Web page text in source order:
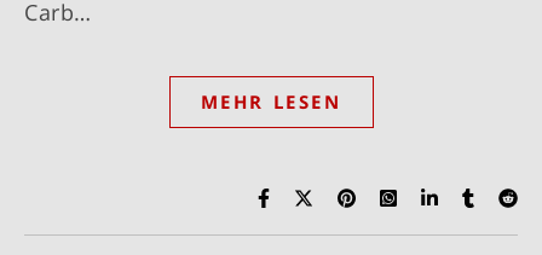
Carb…
MEHR LESEN